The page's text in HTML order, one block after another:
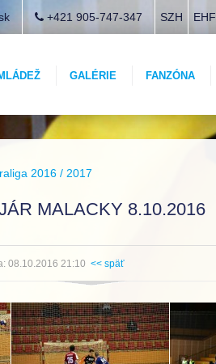
SZH EHF
+421 905-747-347
GALÉRIE FANZÓNA
2016 / 2017
MALACKY 8.10.2016
08.10.2016 21:10 << späť